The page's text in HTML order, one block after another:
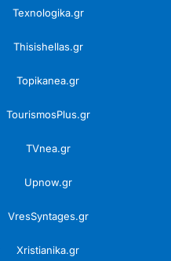
Texnologika.gr
Thisishellas.gr
Topikanea.gr
TourismosPlus.gr
TVnea.gr
Upnow.gr
VresSyntages.gr
Xristianika.gr